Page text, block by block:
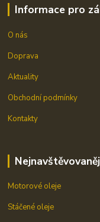
Informace pro
O nás
Doprava
Aktuality
Obchodní podmínky
Kontakty
Motorové oleje
Stáčené oleje